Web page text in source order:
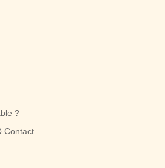
?
Contact